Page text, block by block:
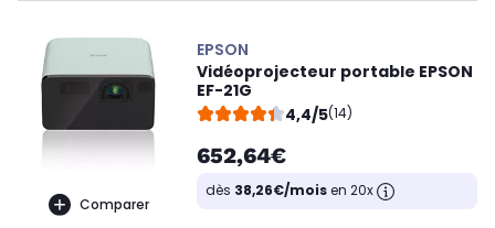
Comparer
EPSON
Vidéoprojecteur portable EPSON
EF-21G
4,4/5(14)
652,64€
dès 38,26€/moisen 20x